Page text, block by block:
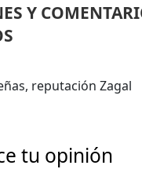
Y
reputación Zagal
tu opinión